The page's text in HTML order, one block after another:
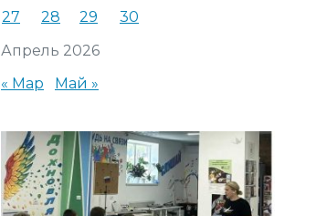
Апрель 2026
27
28 29 30
« Мар Май »